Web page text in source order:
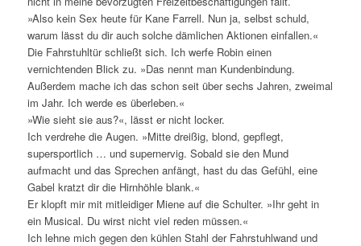
»Also kein Sex heute für Kane Farrell. Nun ja, selbst schuld,
warum lässt du dir auch solche dämlichen Aktionen einfallen.«
Die Fahrstuhltür schließt sich. Ich werfe Robin einen
vernichtenden Blick zu. »Das nennt man Kundenbindung.
Außerdem mache ich das schon seit über sechs Jahren, zweimal
im Jahr. Ich werde es überleben.«
»Wie sieht sie aus?«, lässt er nicht locker.
Ich verdrehe die Augen. »Mitte dreißig, blond, gepflegt,
supersportlich … und supernervig. Sobald sie den Mund
aufmacht und das Sprechen anfängt, hast du das Gefühl, eine
Gabel kratzt dir die Hirnhöhle blank.«
Er klopft mir mit mitleidiger Miene auf die Schulter. »Ihr geht in
ein Musical. Du wirst nicht viel reden müssen.«
Ich lehne mich gegen den kühlen Stahl der Fahrstuhlwand und